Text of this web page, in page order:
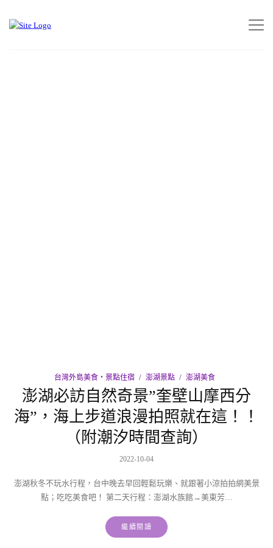
台灣外島美食‧景點住宿 澎湖景點 澎湖美食
澎湖必訪自然奇景”奎壁山摩西分
海”，海上步道浪漫拍照就在這！！
（附潮汐時間查詢）
2022-10-04
澎湖秋冬不玩水行程，台中晚去早回輕鬆玩樂、就跟著小涼拍拍網美景
點；吃吃美食吧！ 第二天行程：澎湖水族館→美東芳…
繼續閱讀